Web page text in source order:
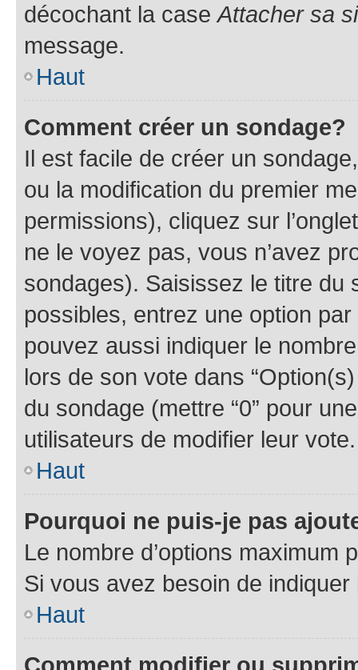
décochant la caseAttacher sa
message.
Haut
Comment créer un sondage?
Il est facile de créer un
ou la modification du premier
permissions), cliquez sur
ne le voyez pas, vous n’avez
sondages). Saisissez le titre du
possibles, entrez une option
pouvez aussi indiquer le
lors de son vote dans
du sondage (mettre “0” pour
utilisateurs de modifier leur vote.
Haut
Pourquoi ne puis-je pas
Le nombre d’options maximum
Si vous avez besoin de
Haut